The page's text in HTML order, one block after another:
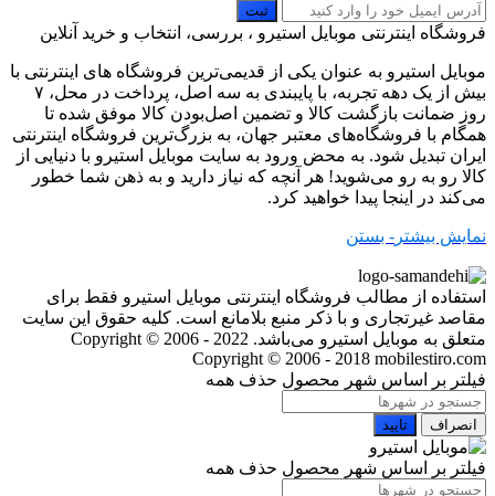
ثبت
فروشگاه اینترنتی موبایل استیرو ، بررسی، انتخاب و خرید آنلاین
موبایل استیرو به عنوان یکی از قدیمی‌ترین فروشگاه های اینترنتی با
بیش از یک دهه تجربه، با پایبندی به سه اصل، پرداخت در محل، ۷
روز ضمانت بازگشت کالا و تضمین اصل‌بودن کالا موفق شده تا
همگام با فروشگاه‌های معتبر جهان، به بزرگ‌ترین فروشگاه اینترنتی
ایران تبدیل شود. به محض ورود به سایت موبایل استیرو با دنیایی از
کالا رو به رو می‌شوید! هر آنچه که نیاز دارید و به ذهن شما خطور
می‌کند در اینجا پیدا خواهید کرد.
نمایش بیشتر - بستن
استفاده از مطالب فروشگاه اینترنتی موبایل استیرو فقط برای
مقاصد غیرتجاری و با ذکر منبع بلامانع است. کلیه حقوق این سایت
متعلق به موبایل استیرو می‌باشد. Copyright © 2006 - 2022
Copyright © 2006 - 2018 mobilestiro.com
فیلتر بر اساس شهر محصول حذف همه
انصراف تایید
فیلتر بر اساس شهر محصول حذف همه